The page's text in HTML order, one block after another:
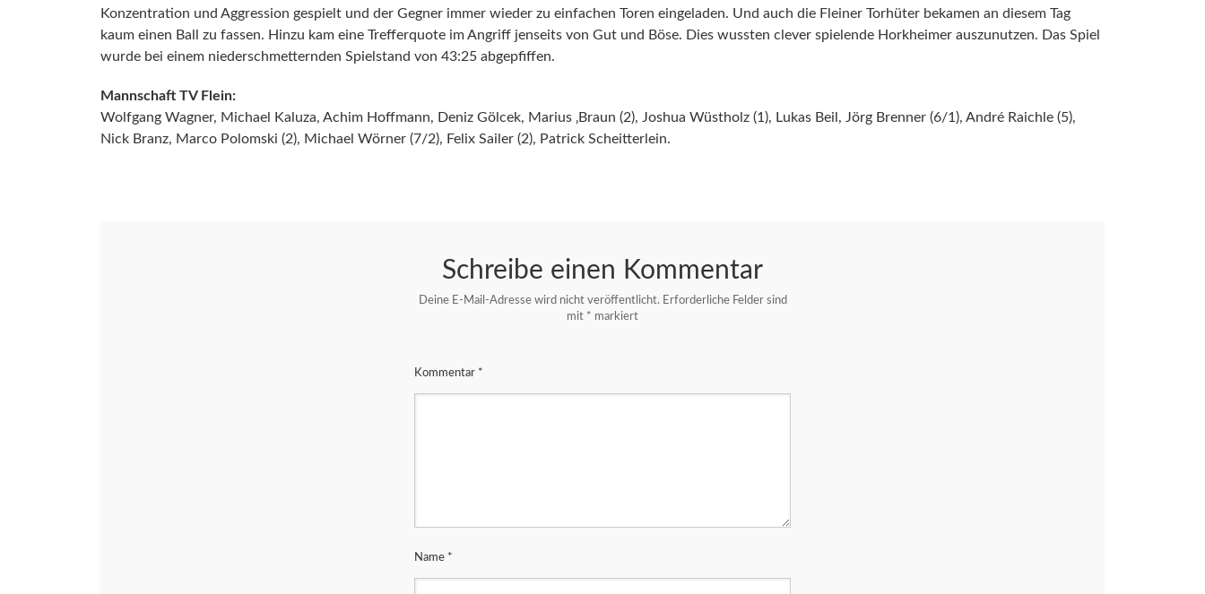
Konzentration und Aggression gespielt und der Gegner immer wieder zu einfachen Toren eingeladen. Und auch die Fleiner Torhüter bekamen an diesem Tag
kaum einen Ball zu fassen. Hinzu kam eine Trefferquote im Angriff jenseits von Gut und Böse. Dies wussten clever spielende Horkheimer auszunutzen. Das Spiel
wurde bei einem niederschmetternden Spielstand von 43:25 abgepfiffen.
Mannschaft TV Flein:
Wolfgang Wagner, Michael Kaluza, Achim Hoffmann, Deniz Gölcek, Marius ‚Braun (2), Joshua Wüstholz (1), Lukas Beil, Jörg Brenner (6/1), André Raichle (5),
Nick Branz, Marco Polomski (2), Michael Wörner (7/2), Felix Sailer (2), Patrick Scheitterlein.
Schreibe einen Kommentar
Deine E-Mail-Adresse wird nicht veröffentlicht. Erforderliche Felder sind
mit * markiert
Kommentar *
Name *